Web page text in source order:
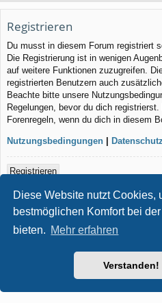
Diese Website nutzt Cookies,
bestmöglichen Komfort bei
bieten. Mehr erfahren
Verstanden!
Registrieren
Du musst in diesem Forum registriert
Die Registrierung ist in wenigen
auf weitere Funktionen zuzugreifen.
registrierten Benutzern auch
Beachte bitte unsere
Regelungen, bevor du dich
Forenregeln, wenn du dich in diesem
Nutzungsbedingungen
Registrieren
Foren-Übersicht Kontakt
Powered byphpBB
Datenschutz|